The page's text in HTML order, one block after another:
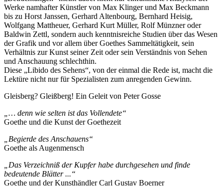
Werke namhafter Künstler von Max Klinger und Max Beckmann
bis zu Horst Janssen, Gerhard Altenbourg, Bernhard Heisig,
Wolfgang Mattheuer, Gerhard Kurt Müller, Rolf Münzner oder
Baldwin Zettl, sondern auch kenntnisreiche Studien über das Wesen
der Grafik und vor allem über Goethes Sammeltätigkeit, sein
Verhältnis zur Kunst seiner Zeit oder sein Verständnis von Sehen
und Anschauung schlechthin.
Diese „Libido des Sehens“, von der einmal die Rede ist, macht die
Lektüre nicht nur für Spezialisten zum anregenden Gewinn.
Gleisberg? Gleißberg! Ein Geleit von Peter Gosse
„… denn wie selten ist das Vollendete“
Goethe und die Kunst der Goethezeit
„Begierde des Anschauens“
Goethe als Augenmensch
„Das Verzeichniß der Kupfer habe durchgesehen und finde
bedeutende Blätter ...“
Goethe und der Kunsthändler Carl Gustav Boerner